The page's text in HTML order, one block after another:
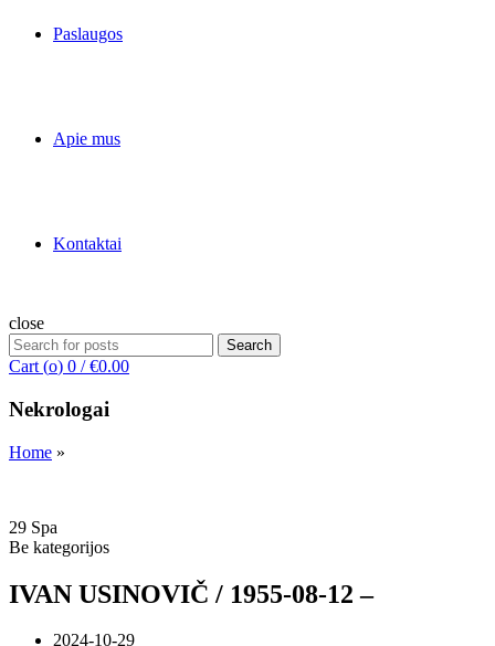
Paslaugos
Apie mus
Kontaktai
close
Search
for:
Search
Cart (o) 0 / €0.00
Nekrologai
Home »
29 Spa
Be kategorijos
IVAN USINOVIČ / 1955-08-12 –
2024-10-29